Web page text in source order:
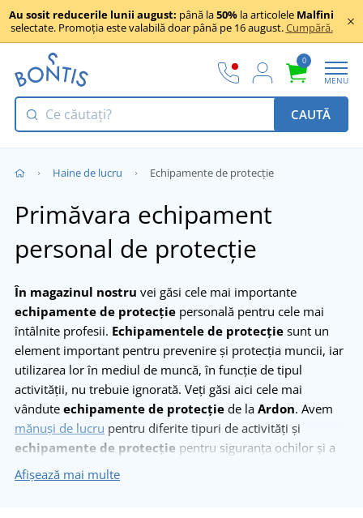
Au sosit reducerile lunii august: până la50% la articolele Malfini
selectate. Promoția este valabilă doar până pe 16 august.Cumpără.
0
MENU
CAUTĂ
Haine de lucru Echipamente de protecție
Primăvara echipament
personal de protecție
În magazinul nostru vei găsi cele mai importante
echipamente de protecție personală pentru cele mai
întâlnite profesii. Echipamentele de protecție sunt un
element important pentru prevenire și protecția muncii, iar
utilizarea lor în mediul de muncă, în funcție de tipul
activității, nu trebuie ignorată. Veți găsi aici cele mai
vândute echipamente de protecție de la Ardon. Avem
mănuși de lucru pentru diferite tipuri de activități și
echipamente de protecție pentru siguranța ochilor și a
capului. Aici veți găsi și
lucru
Afișează mai multe